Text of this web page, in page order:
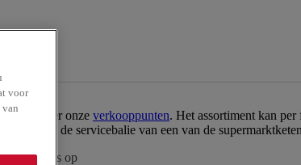
dan hier onze verkooppunten. Het assortiment kan
via de servicebalie van een van de
met ons op
voor
van